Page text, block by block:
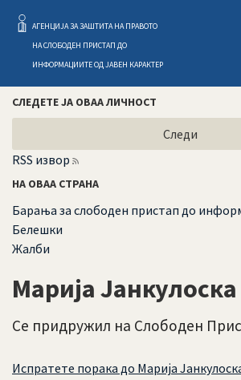
Слободен Пристап
АГЕНЦИЈА ЗА ЗАШТИТА НА ПРАВОТО
НА СЛОБОДЕН ПРИСТАП ДО
ИНФОРМАЦИИТЕ ОД ЈАВЕН КАРАКТЕР
СЛЕДЕТЕ ЈА ОВАА ЛИЧНОСТ
Следи
RSS извор
НА ОВАА СТРАНА
Барања за слободен пристап до
Белешки
Жалби
Марија Јанкулоска
Се придружил на Слободен
Испратете порака до Марија